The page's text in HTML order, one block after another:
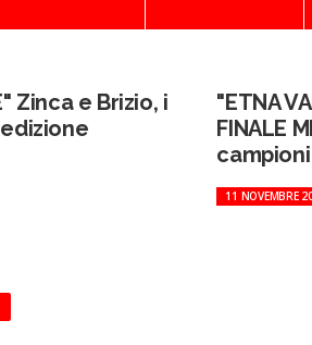
Zinca e Brizio, i
"ETNA
FINALE
11 NOVEMBRE